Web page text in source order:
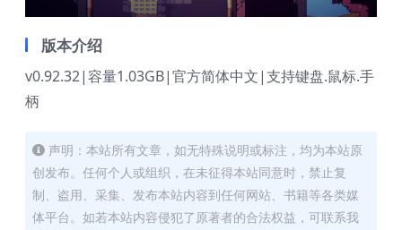
版本介绍
v0.92.32|容量1.03GB|官方简体中文|支持键盘.鼠标.手
柄
声明：本站所有文章，如无特殊说明或标注，均为本站原
创发布。任何个人或组织，在未征得本站同意时，禁止复
制、盗用、采集、发布本站内容到任何网站、书籍等各类媒
体平台。如若本站内容侵犯了原著者的合法权益，可联系我